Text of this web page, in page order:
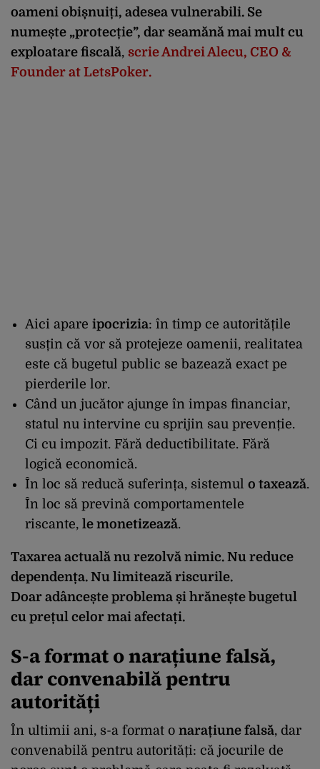
oameni obișnuiți, adesea vulnerabili. Se
numește „protecție”, dar seamănă mai mult cu
exploatare fiscală, scrie Andrei Alecu, CEO &
Founder at LetsPoker.
Aici apare ipocrizia: în timp ce autoritățile
susțin că vor să protejeze oamenii, realitatea
este că bugetul public se bazează exact pe
pierderile lor.
Când un jucător ajunge în impas financiar,
statul nu intervine cu sprijin sau prevenție.
Ci cu impozit. Fără deductibilitate. Fără
logică economică.
În loc să reducă suferința, sistemul o taxează.
În loc să prevină comportamentele
riscante, le monetizează.
Taxarea actuală nu rezolvă nimic. Nu reduce
dependența. Nu limitează riscurile.
Doar adâncește problema și hrănește bugetul
cu prețul celor mai afectați.
S-a format onarațiune falsă,
dar convenabilă pentru
autorități
În ultimii ani, s-a format o narațiune falsă, dar
convenabilă pentru autorități: că jocurile de